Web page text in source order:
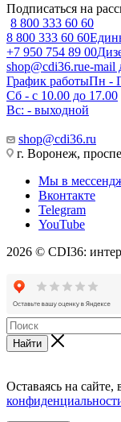
Подписаться на
8 800 333 60 60
8 800 333 60 60
+7 950 754 89 00
shop@cdi36.rue-mail
График работыПн -
Сб - с 10.00 до 17.00
Вс: - выходной
shop@cdi36.ru
г. Воронеж,
Мы в
Вконтакте
Telegram
YouTube
2026 © CDI36:
Найти
Оставаясь на сайте,